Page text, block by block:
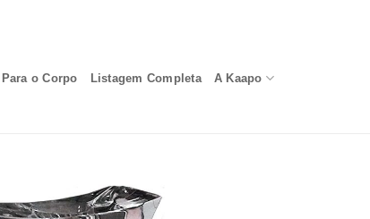
Para o Corpo Listagem Completa A Kaapo